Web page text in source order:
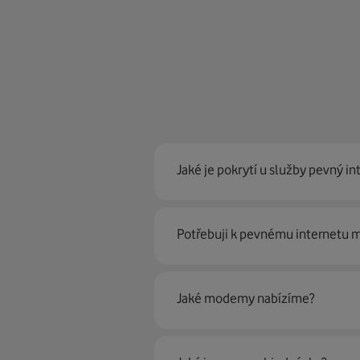
Jaké je pokrytí u služby pevný
Pevný internet můžeme
Potřebuji k pevnému internetu
Ano, potřebujete. Rádi vám ho
poradí naši proškolení prodejci
Jaké modemy nabízíme?